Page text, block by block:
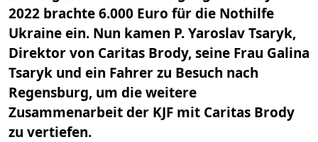
2022 brachte 6.000 Euro für die Nothilfe
Ukraine ein. Nun kamen P. Yaroslav Tsaryk,
Direktor von Caritas Brody, seine Frau Galina
Tsaryk und ein Fahrer zu Besuch nach
Regensburg, um die weitere
Zusammenarbeit der KJF mit Caritas Brody
zu vertiefen.